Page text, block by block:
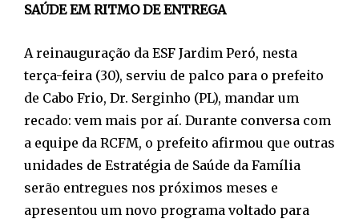
SAÚDE EM RITMO DE ENTREGA
A reinauguração da ESF Jardim Peró, nesta
terça-feira (30), serviu de palco para o prefeito
de Cabo Frio, Dr. Serginho (PL), mandar um
recado: vem mais por aí. Durante conversa com
a equipe da RCFM, o prefeito afirmou que outras
unidades de Estratégia de Saúde da Família
serão entregues nos próximos meses e
apresentou um novo programa voltado para